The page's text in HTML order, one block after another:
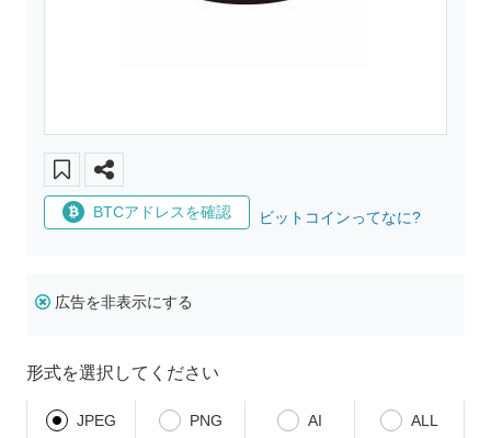
BTCアドレスを確認 ビットコインってなに?
広告を非表示にする
形式を選択してください
JPEG PNG AI ALL